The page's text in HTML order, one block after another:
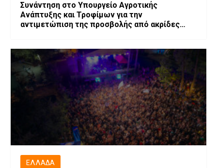
Συνάντηση στο Υπουργείο Αγροτικής
Ανάπτυξης και Τροφίμων για την
αντιμετώπιση της προσβολής από ακρίδες
ΕΛΛΆΔΑ